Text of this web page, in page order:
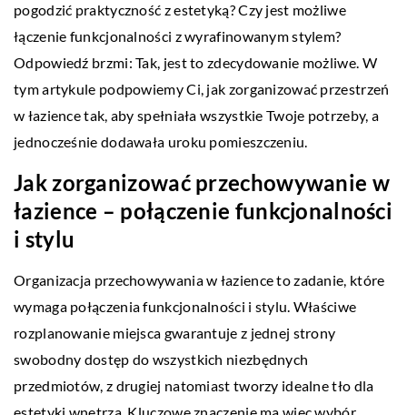
pogodzić praktyczność z estetyką? Czy jest możliwe
łączenie funkcjonalności z wyrafinowanym stylem?
Odpowiedź brzmi: Tak, jest to zdecydowanie możliwe. W
tym artykule podpowiemy Ci, jak zorganizować przestrzeń
w łazience tak, aby spełniała wszystkie Twoje potrzeby, a
jednocześnie dodawała uroku pomieszczeniu.
Jak zorganizować przechowywanie w
łazience – połączenie funkcjonalności
i stylu
Organizacja przechowywania w łazience to zadanie, które
wymaga połączenia funkcjonalności i stylu. Właściwe
rozplanowanie miejsca gwarantuje z jednej strony
swobodny dostęp do wszystkich niezbędnych
przedmiotów, z drugiej natomiast tworzy idealne tło dla